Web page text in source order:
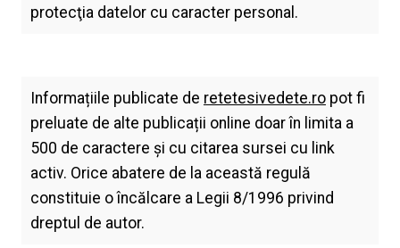
protecţia datelor cu caracter personal.
Informațiile publicate de retetesivedete.ropot fi
preluate de alte publicații online doar în limita a
500 de caractere și cu citarea sursei cu link
activ. Orice abatere de la această regulă
constituie o încălcare a Legii 8/1996 privind
dreptul de autor.